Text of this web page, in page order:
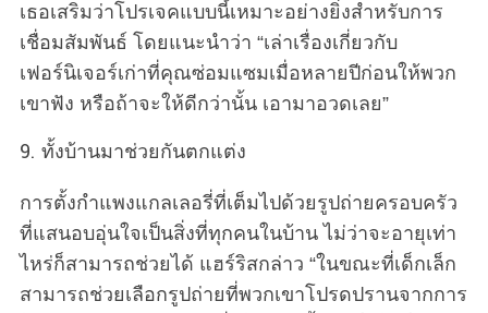
เธอเสริมว่าโปรเจคแบบนี้เหมาะอย่างยิ่งสำหรับการ
เชื่อมสัมพันธ์ โดยแนะนำว่า “เล่าเรื่องเกี่ยวกับ
เฟอร์นิเจอร์เก่าที่คุณซ่อมแซมเมื่อหลายปีก่อนให้พวก
เขาฟัง หรือถ้าจะให้ดีกว่านั้น เอามาอวดเลย”
9. ทั้งบ้านมาช่วยกันตกแต่ง
การตั้งกำแพงแกลเลอรี่ที่เต็มไปด้วยรูปถ่ายครอบครัว
ที่แสนอบอุ่นใจเป็นสิ่งที่ทุกคนในบ้าน ไม่ว่าจะอายุเท่า
ไหร่ก็สามารถช่วยได้ แฮร์ริสกล่าว “ในขณะที่เด็กเล็ก
สามารถช่วยเลือกรูปถ่ายที่พวกเขาโปรดปรานจากการ